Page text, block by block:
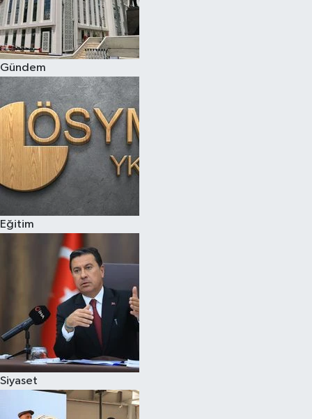
Gündem
Eğitim
Siyaset